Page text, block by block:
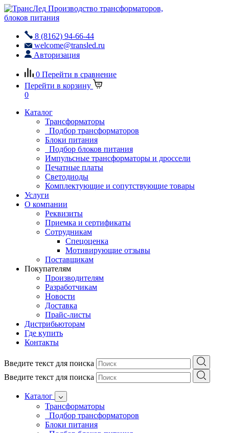
Производство трансформаторов,
блоков питания
8 (8162) 94-66-44
welcome@transled.ru
Авторизация
0 Перейти в сравнение
Перейти в корзину
0
Каталог
Трансформаторы
Подбор трансформаторов
Блоки питания
Подбор блоков питания
Импульсные трансформаторы и дроссели
Печатные платы
Светодиоды
Комплектующие и сопутствующие товары
Услуги
О компании
Реквизиты
Приемка и сертификаты
Сотрудникам
Спецоценка
Мотивирующие отзывы
Поставщикам
Покупателям
Производителям
Разработчикам
Новости
Доставка
Прайс-листы
Дистрибьюторам
Где купить
Контакты
Введите текст для поиска
Введите текст для поиска
Каталог
Трансформаторы
Подбор трансформаторов
Блоки питания